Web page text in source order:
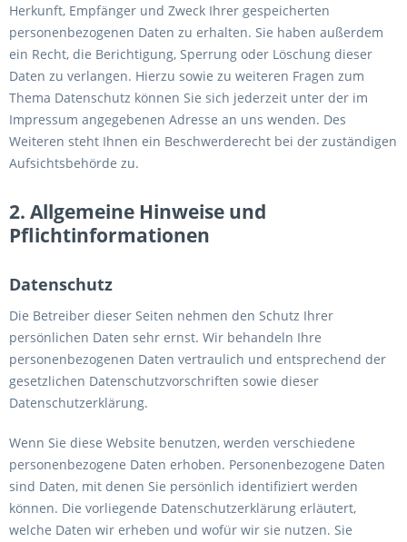
Herkunft, Empfänger und Zweck Ihrer gespeicherten
personenbezogenen Daten zu erhalten. Sie haben außerdem
ein Recht, die Berichtigung, Sperrung oder Löschung dieser
Daten zu verlangen. Hierzu sowie zu weiteren Fragen zum
Thema Datenschutz können Sie sich jederzeit unter der im
Impressum angegebenen Adresse an uns wenden. Des
Weiteren steht Ihnen ein Beschwerderecht bei der zuständigen
Aufsichtsbehörde zu.
2. Allgemeine Hinweise und
Pflichtinformationen
Datenschutz
Die Betreiber dieser Seiten nehmen den Schutz Ihrer
persönlichen Daten sehr ernst. Wir behandeln Ihre
personenbezogenen Daten vertraulich und entsprechend der
gesetzlichen Datenschutzvorschriften sowie dieser
Datenschutzerklärung.
Wenn Sie diese Website benutzen, werden verschiedene
personenbezogene Daten erhoben. Personenbezogene Daten
sind Daten, mit denen Sie persönlich identifiziert werden
können. Die vorliegende Datenschutzerklärung erläutert,
welche Daten wir erheben und wofür wir sie nutzen. Sie